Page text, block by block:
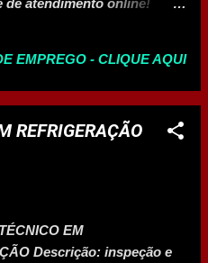
de atendimento online!
EMPREGO - CLIQUE AQUI
REFRIGERAÇÃO
EM
Descrição: inspeção e